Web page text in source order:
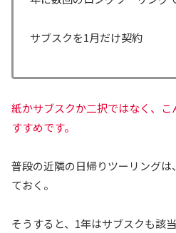
サブスクを1月だけ契約
紙かサブスクか二択ではなく、
すすめです。
普段の近隣の日帰りツーリング
ておく。
そうすると、1年はサブスクも該